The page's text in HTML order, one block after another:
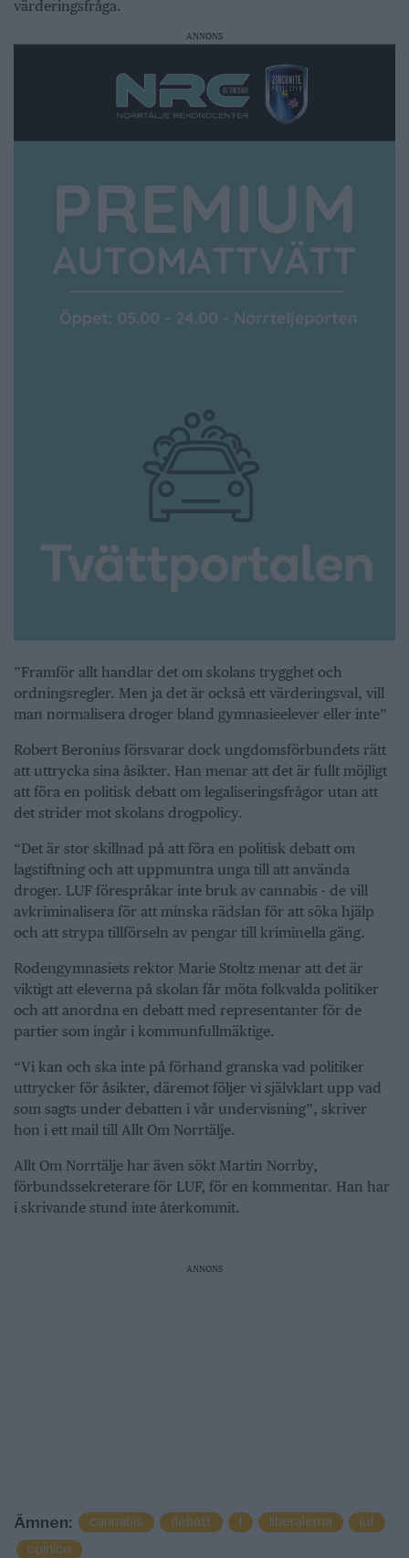
värderingsfråga.
ANNONS
”Framför allt handlar det om skolans trygghet och
ordningsregler. Men ja det är också ett värderingsval, vill
man normalisera droger bland gymnasieelever eller inte”
Robert Beronius försvarar dock ungdomsförbundets rätt
att uttrycka sina åsikter. Han menar att det är fullt möjligt
att föra en politisk debatt om legaliseringsfrågor utan att
det strider mot skolans drogpolicy.
“Det är stor skillnad på att föra en politisk debatt om
lagstiftning och att uppmuntra unga till att använda
droger. LUF förespråkar inte bruk av cannabis - de vill
avkriminalisera för att minska rädslan för att söka hjälp
och att strypa tillförseln av pengar till kriminella gäng.
Rodengymnasiets rektor Marie Stoltz menar att det är
viktigt att eleverna på skolan får möta folkvalda politiker
och att anordna en debatt med representanter för de
partier som ingår i kommunfullmäktige.
“Vi kan och ska inte på förhand granska vad politiker
uttrycker för åsikter, däremot följer vi självklart upp vad
som sagts under debatten i vår undervisning”, skriver
hon i ett mail till Allt Om Norrtälje.
Allt Om Norrtälje har även sökt Martin Norrby,
förbundssekreterare för LUF, för en kommentar. Han har
i skrivande stund inte återkommit.
ANNONS
Ämnen: cannabis debatt l liberalerna
luf
opinion